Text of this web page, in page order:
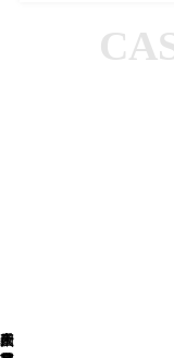
星
四
一
夜
太
产
禾